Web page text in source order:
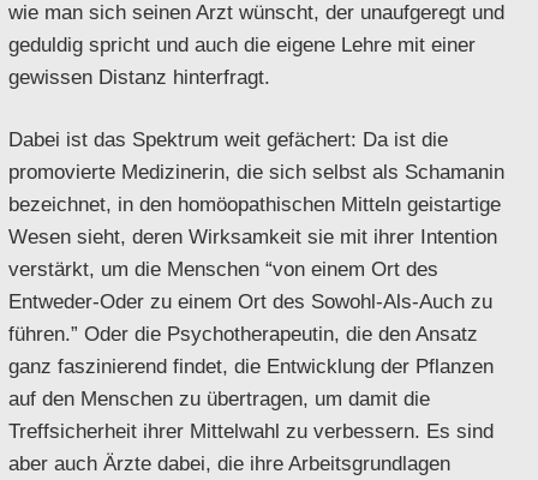
wie man sich seinen Arzt wünscht, der unaufgeregt und
geduldig spricht und auch die eigene Lehre mit einer
gewissen Distanz hinterfragt.
Dabei ist das Spektrum weit gefächert: Da ist die
promovierte Medizinerin, die sich selbst als Schamanin
bezeichnet, in den homöopathischen Mitteln geistartige
Wesen sieht, deren Wirksamkeit sie mit ihrer Intention
verstärkt, um die Menschen “von einem Ort des
Entweder-Oder zu einem Ort des Sowohl-Als-Auch zu
führen.” Oder die Psychotherapeutin, die den Ansatz
ganz faszinierend findet, die Entwicklung der Pflanzen
auf den Menschen zu übertragen, um damit die
Treffsicherheit ihrer Mittelwahl zu verbessern. Es sind
aber auch Ärzte dabei, die ihre Arbeitsgrundlagen